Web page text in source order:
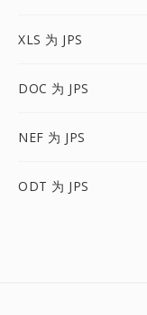
XLS 为 JPS
DOC 为 JPS
NEF 为 JPS
ODT 为 JPS